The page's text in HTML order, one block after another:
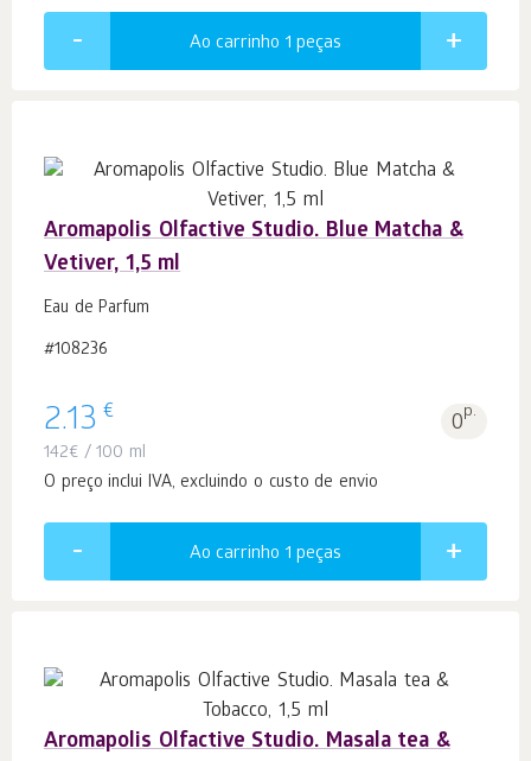
Ao carrinho 1 peças
Aromapolis Olfactive Studio. Blue Matcha &
Vetiver, 1,5 ml
Eau de Parfum
#108236
2.13 € 0p.
142€ / 100 ml
O preço inclui IVA, excluindo o custo de envio
Ao carrinho 1 peças
Aromapolis Olfactive Studio. Masala tea &